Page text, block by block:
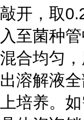
敲开，取
入至菌种
混合均匀
出溶解液
上培养。